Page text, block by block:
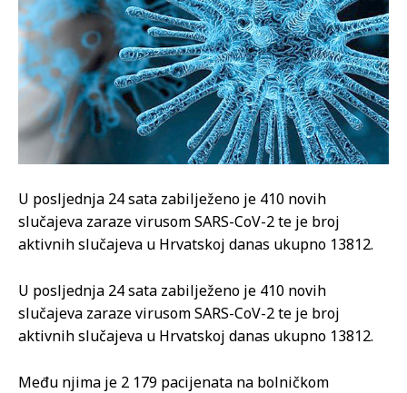
U posljednja 24 sata zabilježeno je 410 novih
slučajeva zaraze virusom SARS-CoV-2 te je broj
aktivnih slučajeva u Hrvatskoj danas ukupno 13812.
U posljednja 24 sata zabilježeno je 410 novih
slučajeva zaraze virusom SARS-CoV-2 te je broj
aktivnih slučajeva u Hrvatskoj danas ukupno 13812.
Među njima je 2 179 pacijenata na bolničkom